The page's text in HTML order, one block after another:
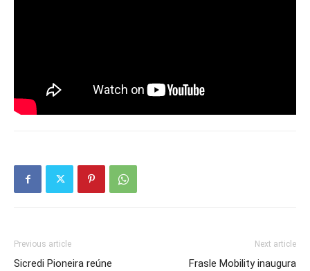
Previous article
Sicredi Pioneira reúne
Next article
Frasle Mobility inaugura